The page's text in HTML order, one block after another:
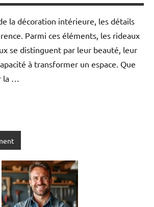
la décoration intérieure, les détails
Parmi ces éléments, les rideaux
se distinguent par leur beauté, leur
à transformer un espace. Que
la …